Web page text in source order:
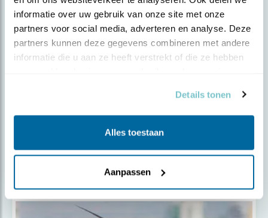
informatie over uw gebruik van onze site met onze
partners voor social media, adverteren en analyse. Deze
partners kunnen deze gegevens combineren met andere
informatie die u aan ze heeft verstrekt of die ze hebben
Details tonen
Alles toestaan
Aanpassen
Natuurinclusief bouwen in Tuinbuurt